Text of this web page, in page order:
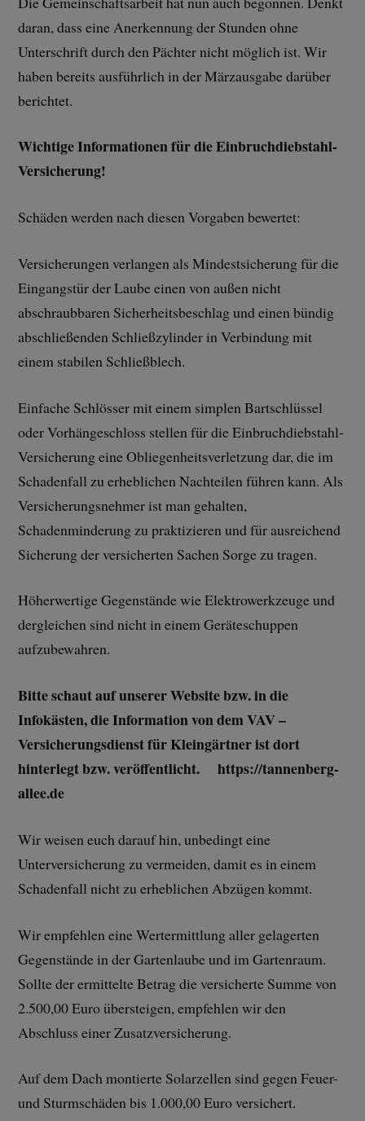
daran, dass eine Anerkennung der Stunden ohne
Unterschrift durch den Pächter nicht möglich ist. Wir
haben bereits ausführlich in der Märzausgabe darüber
berichtet.
Wichtige Informationen für die Einbruchdiebstahl-
Versicherung!
Schäden werden nach diesen Vorgaben bewertet:
Versicherungen verlangen als Mindestsicherung für die
Eingangstür der Laube einen von außen nicht
abschraubbaren Sicherheitsbeschlag und einen bündig
abschließenden Schließzylinder in Verbindung mit
einem stabilen Schließblech.
Einfache Schlösser mit einem simplen Bartschlüssel
oder Vorhängeschloss stellen für die Einbruchdiebstahl-
Versicherung eine Obliegenheitsverletzung dar, die im
Schadenfall zu erheblichen Nachteilen führen kann. Als
Versicherungsnehmer ist man gehalten,
Schadenminderung zu praktizieren und für ausreichend
Sicherung der versicherten Sachen Sorge zu tragen.
Höherwertige Gegenstände wie Elektrowerkzeuge und
dergleichen sind nicht in einem Geräteschuppen
aufzubewahren.
Bitte schaut auf unserer Website bzw. in die
Infokästen, die Information von dem VAV –
Versicherungsdienst für Kleingärtner ist dort
hinterlegt bzw. veröffentlicht. https://tannenberg-
allee.de
Wir weisen euch darauf hin, unbedingt eine
Unterversicherung zu vermeiden, damit es in einem
Schadenfall nicht zu erheblichen Abzügen kommt.
Wir empfehlen eine Wertermittlung aller gelagerten
Gegenstände in der Gartenlaube und im Gartenraum.
Sollte der ermittelte Betrag die versicherte Summe von
2.500,00 Euro übersteigen, empfehlen wir den
Abschluss einer Zusatzversicherung.
Auf dem Dach montierte Solarzellen sind gegen Feuer-
und Sturmschäden bis 1.000,00 Euro versichert.